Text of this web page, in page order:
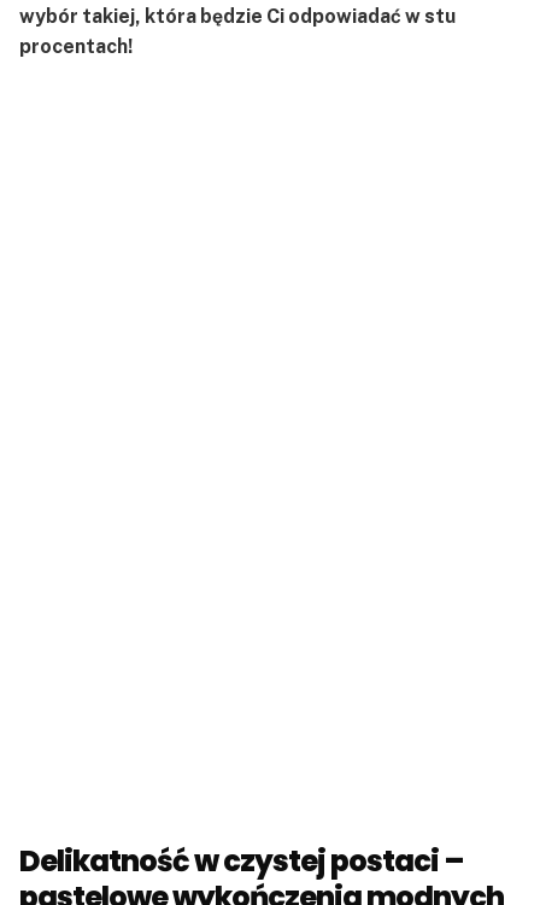
wybór takiej, która będzie Ci odpowiadać w stu
procentach!
Delikatność w czystej postaci –